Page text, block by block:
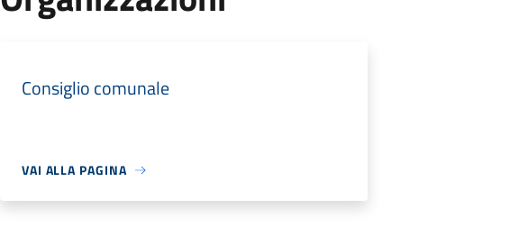
Consiglio comunale
VAI ALLA PAGINA